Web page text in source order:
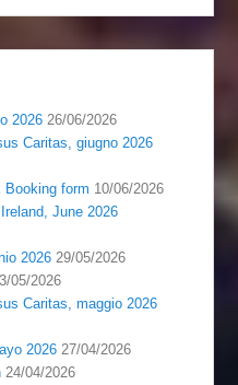
2026 26/06/2026
Caritas, giugno 2026
Booking form 10/06/2026
June 2026
2026 29/05/2026
05/2026
Caritas, maggio 2026
2026 27/04/2026
24/04/2026